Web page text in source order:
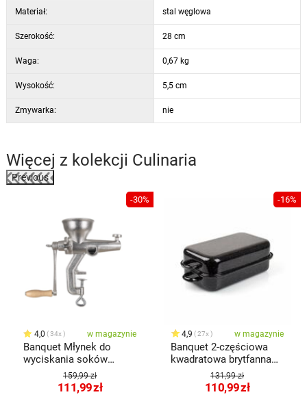
Materiał: stal węglowa
Szerokość: 28 cm
Waga: 0,67 kg
Wysokość: 5,5 cm
Zmywarka: nie
Więcej z kolekcji Culinaria
Previous
-30%
4,0 34x w magazynie
Banquet Młynek do
wyciskania soków
159,99 zł
111,99zł
-16%
4,9 27x w magazynie
Banquet 2-częściowa
kwadratowa brytfanna
emaliowana Culinaria
Black, 35 cm
131,99 zł
110,99zł